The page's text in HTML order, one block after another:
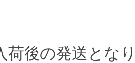
後の発送とな